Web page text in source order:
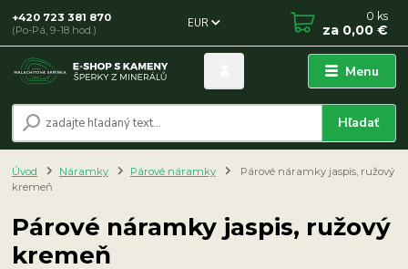
Menu
EUR
Hľadať
+420 723 381 870
(Po-Pá, 9-18 hod.)
0 ks
za 0,00 €
Úvod Náramky Párové náramky
Párové náramky jaspis, ružový
kremeň
Párové náramky jaspis, ružový
kremeň